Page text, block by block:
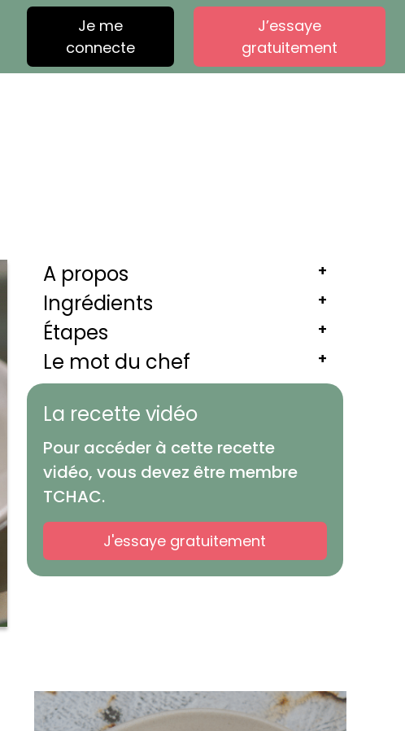
Je me
connecte
J’essaye
gratuitement
A propos +
Ingrédients +
Étapes +
Le mot du chef +
La recette vidéo
Pour accéder à cette recette
vidéo, vous devez être membre
TCHAC.
J'essaye gratuitement